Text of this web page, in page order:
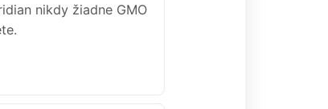
nikdy žiadne GMO